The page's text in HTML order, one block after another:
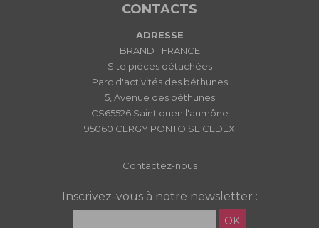
CONTACTS
ADRESSE
BRANDT FRANCE
Site pièces détachées
Parc d'activités des béthunes
5, Avenue des béthunes
CS65526 Saint ouen l'aumône
95060 CERGY PONTOISE CEDEX
Contactez-nous
Inscrivez-vous à notre newsletter :
OK